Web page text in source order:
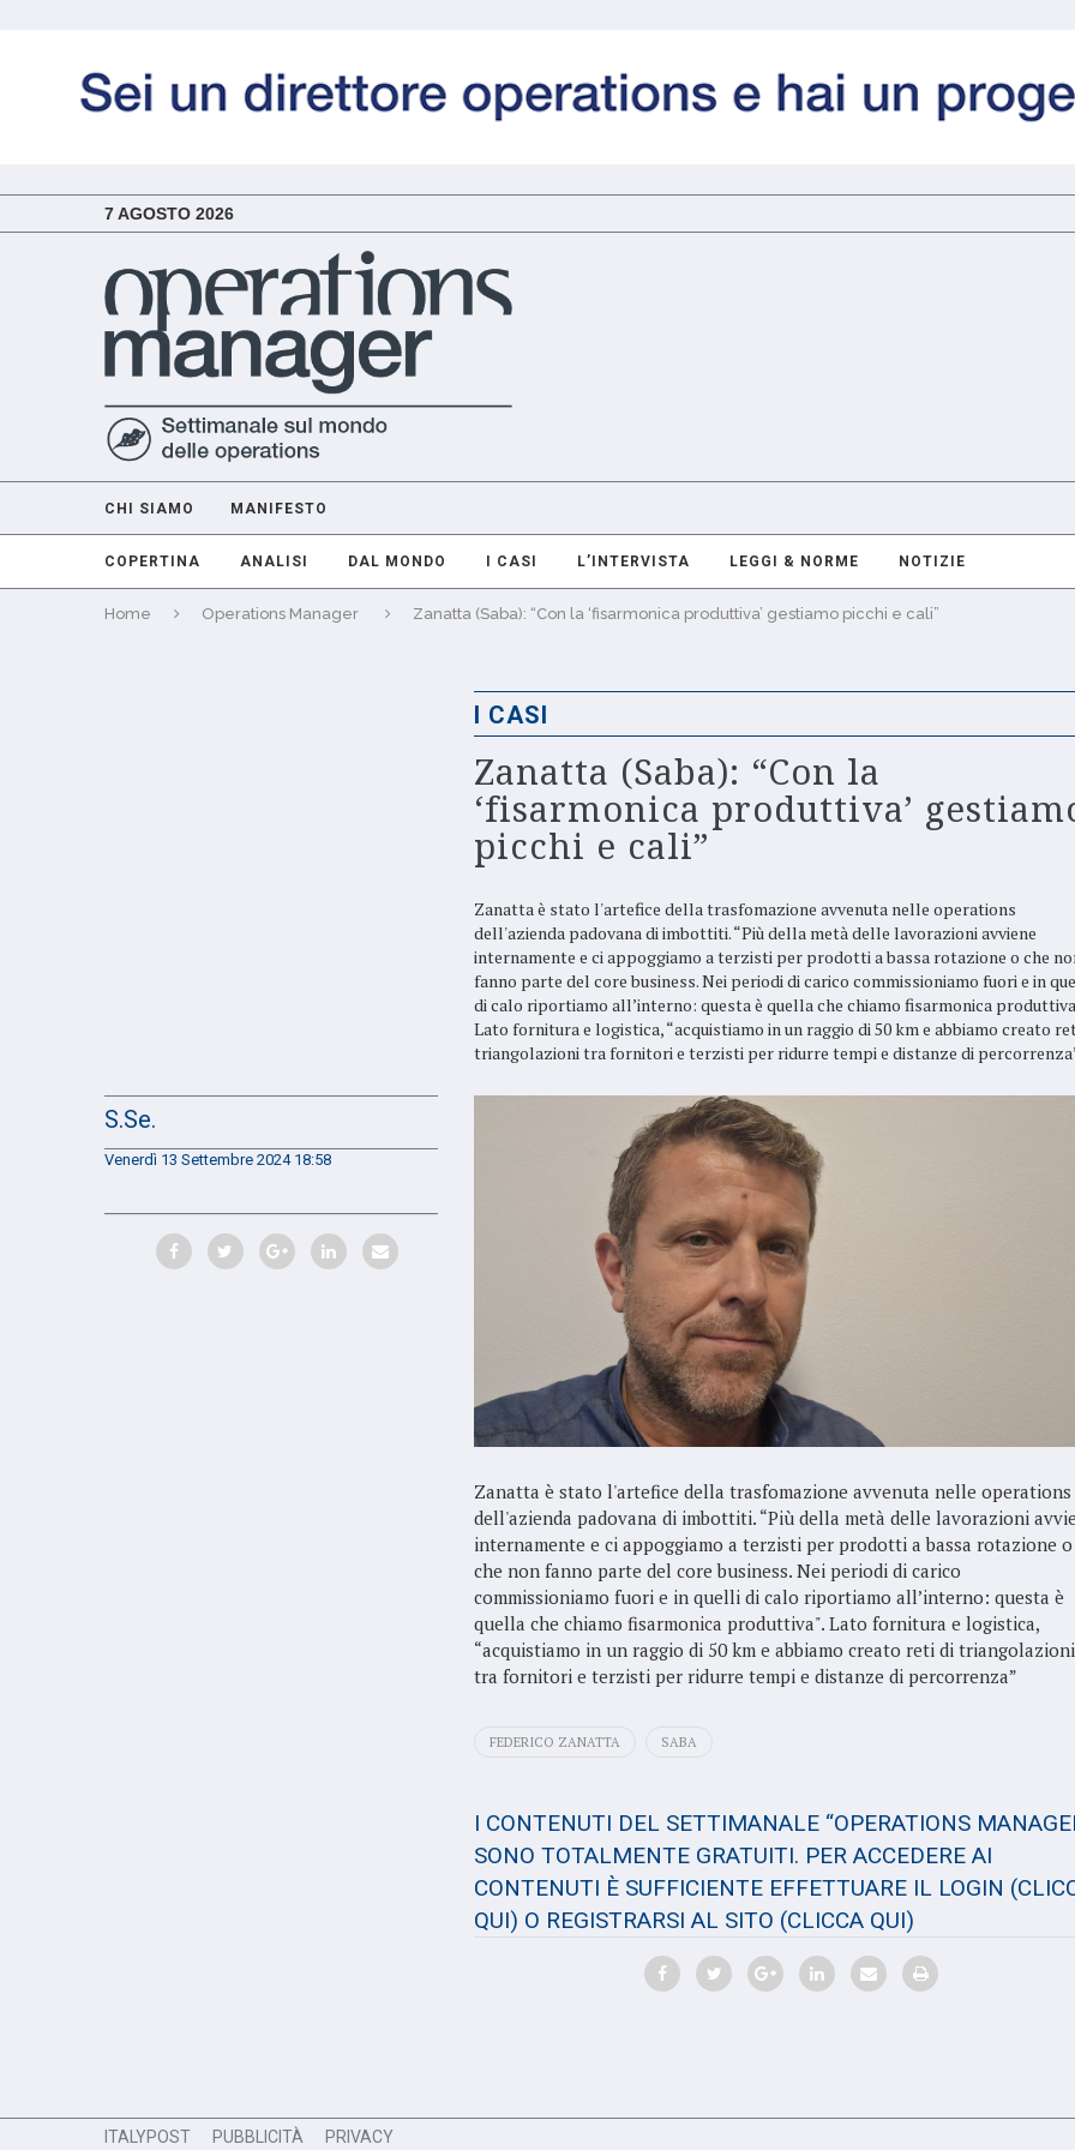
7 AGOSTO 2026
CHI SIAMO MANIFESTO
COPERTINA ANALISI DAL MONDO I CASI L’INTERVISTA LEGGI & NORME NOTIZIE
Home Operations Manager Zanatta (Saba): “Con la ‘fisarmonica produttiva’ gestiamo picchi e cali”
I CASI
Zanatta (Saba): “Con la
‘fisarmonica produttiva’
picchi e cali”
Zanatta è stato l'artefice della trasfomazione avvenuta nelle operations
dell'azienda padovana di imbottiti. “Più della metà delle lavorazioni avviene
internamente e ci appoggiamo a terzisti per prodotti a bassa rotazione o che
fanno parte del core business. Nei periodi di carico commissioniamo fuori e in
di calo riportiamo all’interno: questa è quella che chiamo fisarmonica
Lato fornitura e logistica, “acquistiamo in un raggio di 50 km e abbiamo creato
triangolazioni tra fornitori e terzisti per ridurre tempi e distanze di
S.Se.
Venerdì 13 Settembre 2024 18:58
Zanatta è stato l'artefice della trasfomazione avvenuta nelle operations
dell'azienda padovana di imbottiti. “Più della metà delle lavorazioni
internamente e ci appoggiamo a terzisti per prodotti a bassa rotazione o
che non fanno parte del core business. Nei periodi di carico
commissioniamo fuori e in quelli di calo riportiamo all’interno: questa è
quella che chiamo fisarmonica produttiva". Lato fornitura e logistica,
“acquistiamo in un raggio di 50 km e abbiamo creato reti di triangolazioni
tra fornitori e terzisti per ridurre tempi e distanze di percorrenza”
FEDERICO ZANATTA SABA
I CONTENUTI DEL SETTIMANALE “OPERATIONS
SONO TOTALMENTE GRATUITI. PER ACCEDERE AI
CONTENUTI È SUFFICIENTE EFFETTUARE IL LOGIN
QUI) O REGISTRARSI AL SITO (CLICCA QUI)
ITALYPOST PUBBLICITÀ PRIVACY